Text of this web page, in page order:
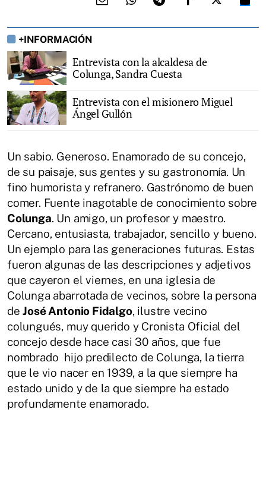
+INFORMACIÓN
Entrevista con la alcaldesa de
Colunga, Sandra Cuesta
Entrevista con el misionero Miguel
Ángel Gullón
Un sabio. Generoso. Enamorado de su concejo,
de su paisaje, sus gentes y su gastronomía. Un
fino humorista y refranero. Gastrónomo de buen
comer. Fuente inagotable de conocimiento sobre
Colunga. Un amigo, un profesor y maestro.
Cercano, entusiasta, trabajador, sencillo y bueno.
Un ejemplo para las generaciones futuras. Estas
fueron algunas de las descripciones y adjetivos
que cayeron el viernes, en una iglesia de
Colunga abarrotada de vecinos, sobre la persona
deJosé Antonio Fidalgo, ilustre vecino
colungués, muy querido y Cronista Oficial del
concejo desde hace casi 30 años, que fue
nombrado hijo predilecto de Colunga, la tierra
que le vio nacer en 1939, a la que siempre ha
estado unido y de la que siempre ha estado
profundamente enamorado.